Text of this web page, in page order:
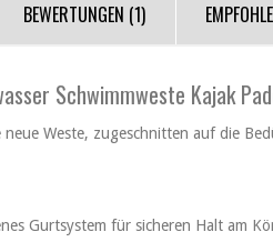
BEWERTUNGEN (1)
Schwimmweste Kajak
Weste, zugeschnitten auf die
Gurtsystem für sicheren Halt am